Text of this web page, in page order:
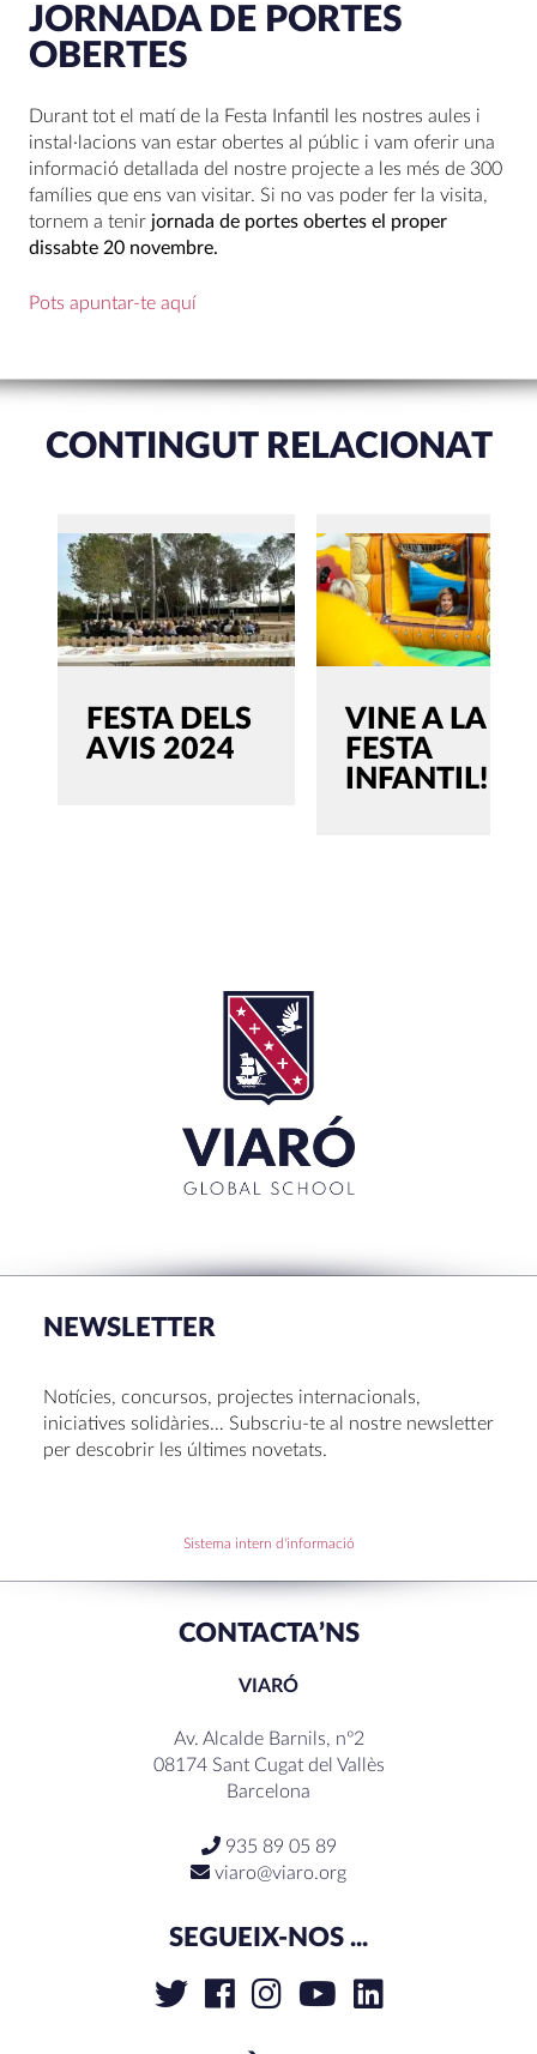
JORNADA DE PORTES
OBERTES
Durant tot el matí de la Festa Infantil les nostres aules i
instal·lacions van estar obertes al públic i vam oferir una
informació detallada del nostre projecte a les més de 300
famílies que ens van visitar. Si no vas poder fer la visita,
tornem a tenir jornada de portes obertes el proper
dissabte 20 novembre.
Pots apuntar-te aquí
CONTINGUT RELACIONAT
FESTA DELS
AVIS 2024
VINE A LA
FESTA
INFANTIL!
La Mostra d’Arts 2026
Congrés UNIV 2026
Oficis de Setmana Santa 2025
Premi al Pessebre d’Infantil 2024
RECENT COMMENTS
NEWSLETTER
Notícies, concursos, projectes internacionals,
iniciatives solidàries… Subscriu-te al nostre newsletter
per descobrir les últimes novetats.
Sistema intern d'informació
CONTACTA’NS
VIARÓ
Av. Alcalde Barnils, nº2
08174 Sant Cugat del Vallès
Barcelona
935 89 05 89
viaro@viaro.org
SEGUEIX-NOS ...